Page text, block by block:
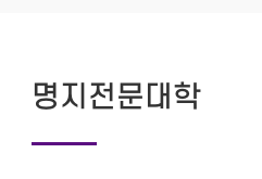
명지전문대학